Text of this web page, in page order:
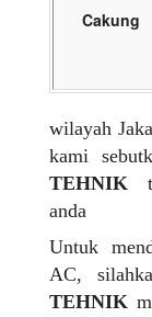
Cakung
wilayah
kami
TEHNIK
anda
Untuk
AC,
TEHNIK